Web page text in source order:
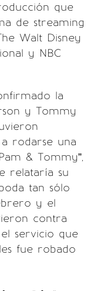
que
de streaming
Walt Disney
y NBC
la
y Tommy
rodarse una
& Tommy”,
relataría su
tan sólo
y el
contra
servicio que
fue robado